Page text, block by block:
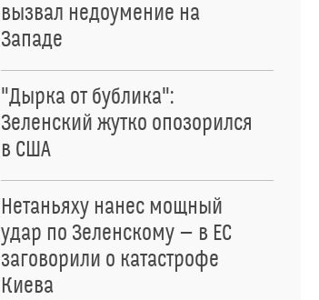
вызвал недоумение на
Западе
"Дырка от бублика":
Зеленский жутко опозорился
в США
Нетаньяху нанес мощный
удар по Зеленскому — в ЕС
заговорили о катастрофе
Киева